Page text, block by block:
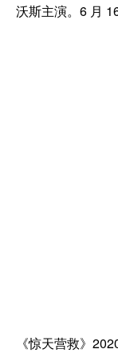
沃斯主演。6 月
《惊天营救》